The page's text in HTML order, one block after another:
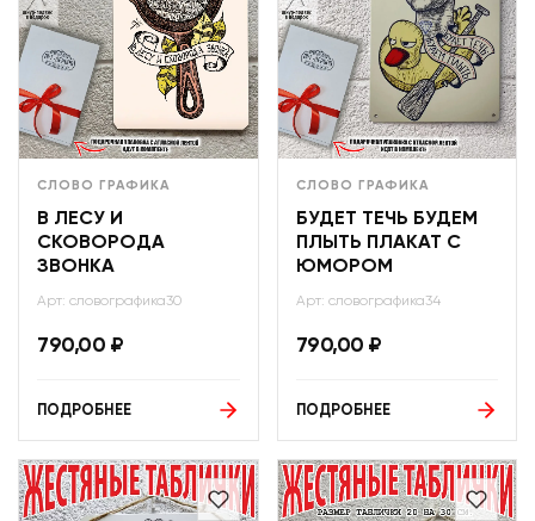
СЛОВО ГРАФИКА
В ЛЕСУ И
СКОВОРОДА
ЗВОНКА
Арт: словографика30
790,00 ₽
ПОДРОБНЕЕ
СЛОВО ГРАФИКА
БУДЕТ ТЕЧЬ БУДЕМ
ПЛЫТЬ ПЛАКАТ С
ЮМОРОМ
Арт: словографика34
790,00 ₽
ПОДРОБНЕЕ